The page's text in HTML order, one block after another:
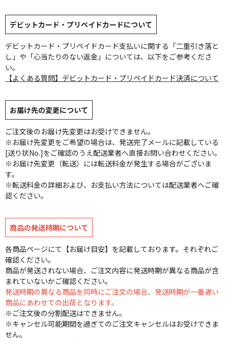
デビットカード・プリペイドカードについて
デビットカード・プリペイドカード支払いに関する「二重引き落と
し」や「心当たりのない返金」については、以下をご参考くださ
い。
【よくある質問】デビットカード・プリペイドカード決済について
お届け先の変更について
ご注文後のお届け先変更はお受けできません。
※お届け先変更をご希望の場合は、発送完了メールに記載している
[送り状No.]をご確認のうえ配送業者へ直接お問い合わせください。
※お届け先変更（転送）には転送料金が発生する場合がございま
す。
※転送料金の詳細および、お支払い方法については配送業者へご確
認ください。
商品の発送時期について
各商品ページにて【お届け目安】を記載しております。それぞれご
確認ください。
商品が発送されない場合、ご注文内容に発送時期が異なる商品が含
まれていないかご確認ください。
発送時期の異なる商品を同時にご注文の場合、発送時期が一番遅い
商品にあわせての出荷となります。
※ご注文後の分割配送はできません。
※キャンセル可能期間を過ぎてのご注文キャンセルはお受けできま
せん。